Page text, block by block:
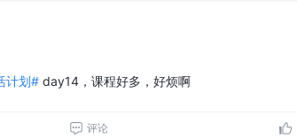
计划# day14，课程好多，好烦啊
评论